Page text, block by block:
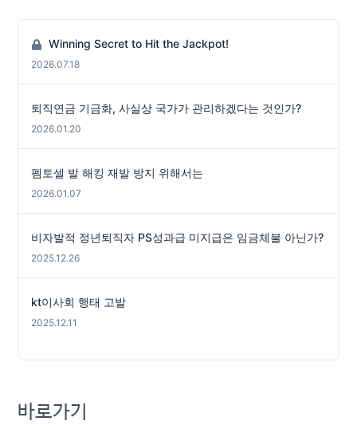
Winning Secret to Hit the Jackpot!
2026.07.18
퇴직연금 기금화, 사실상 국가가 관리하겠다는 것인가?
2026.01.20
펨토셀 발 해킹 재발 방지 위해서는
2026.01.07
비자발적 정년퇴직자 PS성과급 미지급은 임금체불 아닌가?
2025.12.26
kt이사회 행태 고발
2025.12.11
바로가기